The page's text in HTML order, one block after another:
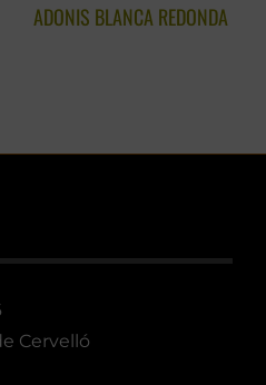
ADONIS BLANCA REDONDA
Cervelló